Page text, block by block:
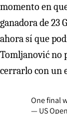
momento en
ganadora de 23
ahora sí que
Tomljanović no
cerrarlo con un
One final
— US